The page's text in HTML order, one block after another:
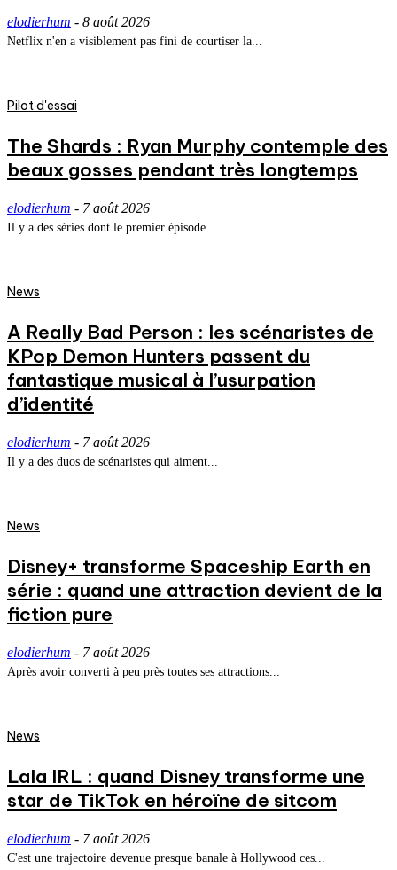
elodierhum - 8 août 2026
Netflix n'en a visiblement pas fini de courtiser la...
Pilot d'essai
The Shards : Ryan Murphy contemple des
beaux gosses pendant très longtemps
elodierhum - 7 août 2026
Il y a des séries dont le premier épisode...
News
A Really Bad Person : les scénaristes de
KPop Demon Hunters passent du
fantastique musical à l’usurpation
d’identité
elodierhum - 7 août 2026
Il y a des duos de scénaristes qui aiment...
News
Disney+ transforme Spaceship Earth en
série : quand une attraction devient de la
fiction pure
elodierhum - 7 août 2026
Après avoir converti à peu près toutes ses attractions...
News
Lala IRL : quand Disney transforme une
star de TikTok en héroïne de sitcom
elodierhum - 7 août 2026
C'est une trajectoire devenue presque banale à Hollywood ces...